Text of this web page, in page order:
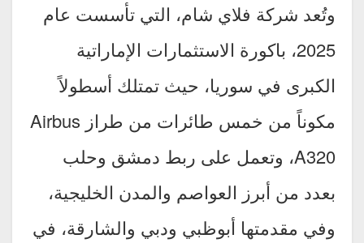
وتُعد شركة فلاي شام، التي تأسست عام
2025، باكورة الاستثمارات الإماراتية
الكبرى في سوريا، حيث تمتلك أسطولاً
مكوناً من خمس طائرات من طراز Airbus
A320، وتعمل على ربط دمشق وحلب
بعدد من أبرز العواصم والمدن الخليجية،
وفي مقدمتها أبوظبي ودبي والشارقة، في